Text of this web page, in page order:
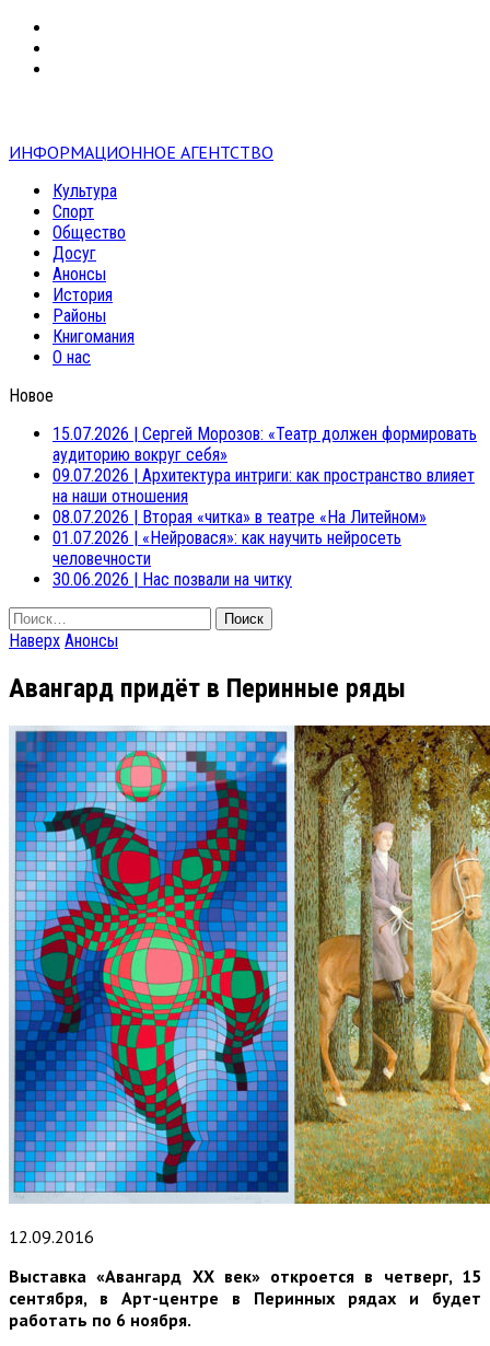
ИНФОРМАЦИОННОЕ АГЕНТСТВО
Культура
Спорт
Общество
Досуг
Анонсы
История
Районы
Книгомания
О нас
Новое
15.07.2026 | Сергей Морозов: «Театр должен формировать
аудиторию вокруг себя»
09.07.2026 | Архитектура интриги: как пространство влияет
на наши отношения
08.07.2026 | Вторая «читка» в театре «На Литейном»
01.07.2026 | «Нейровася»: как научить нейросеть
человечности
30.06.2026 | Нас позвали на читку
Найти:
Наверх Анонсы
Авангард придёт в Перинные ряды
12.09.2016
Выставка «Авангард ХХ век» откроется в четверг, 15
сентября, в Арт-центре в Перинных рядах и будет
работать по 6 ноября.